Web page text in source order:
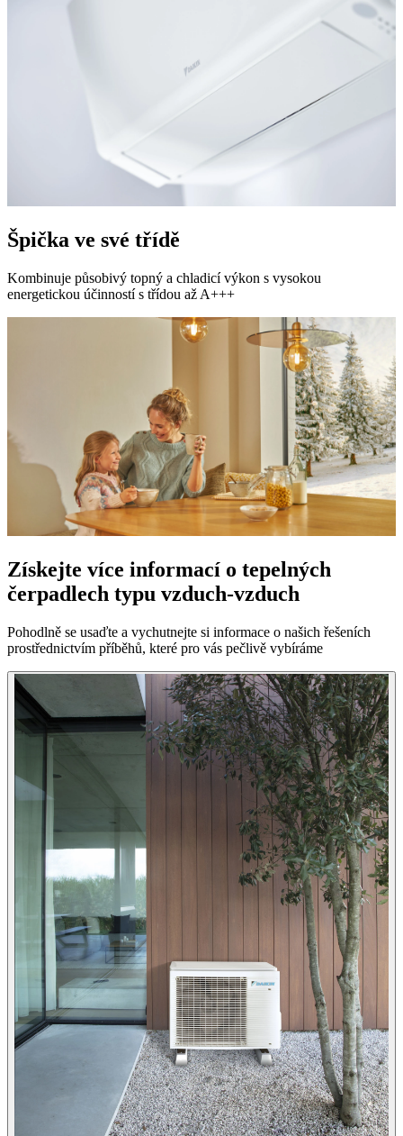
Špička ve své třídě
Kombinuje působivý topný a chladicí výkon s vysokou
energetickou účinností s třídou až A+++
Získejte více informací o tepelných
čerpadlech typu vzduch-vzduch
Pohodlně se usaďte a vychutnejte si informace o našich řešeních
prostřednictvím příběhů, které pro vás pečlivě vybíráme